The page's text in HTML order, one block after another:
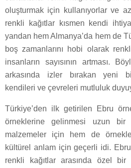
oluşturmak için kullanıyorlar ve
renkli kağıtlar kısmen kendi
yandan hem Almanya’da hem de
boş zamanlarını hobi olarak
insanların sayısının artması.
arkasında izler bırakan yeni
kendileri ve çevreleri mutluluk
Türkiye’den ilk getirilen Ebru
örneklerine gelinmesi uzun
malzemeler için hem de
kültürel anlam için geçerli idi. Ebru
renkli kağıtlar arasında özel bir